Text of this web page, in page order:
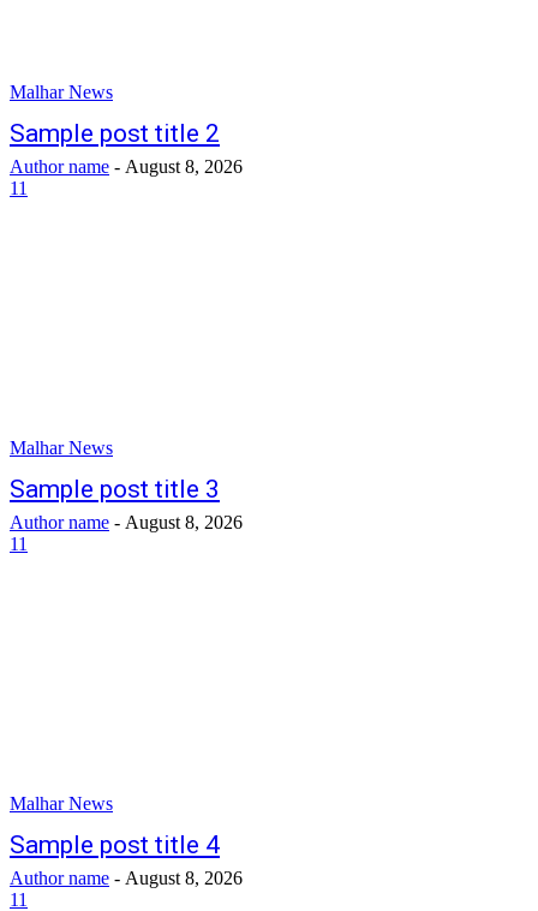
Malhar News
Sample post title 2
Author name - August 8, 2026
11
Malhar News
Sample post title 3
Author name - August 8, 2026
11
Malhar News
Sample post title 4
Author name - August 8, 2026
11